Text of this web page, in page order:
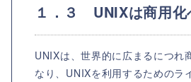
１．３ UNIXは商用化
UNIXは、世界的に広まるにつれ
なり、UNIXを利用するためのラ